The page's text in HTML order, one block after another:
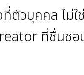
ตัวบุคคล ไม่ใ
ที่ชื่นชอ